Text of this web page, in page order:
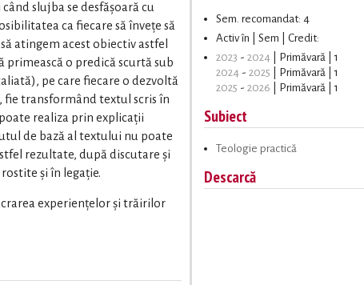
slujba se desfășoară cu
ca fiecare să învețe să
atingem acest obiectiv astfel
o predică scurtă sub
pe care fiecare o dezvoltă
transformând textul scris în
realiza prin explicații
de bază al textului nu poate
rezultate, după discutare și
și în legație.
experiențelor și trăirilor
Sem. recomandat: 4
Activ în | Sem | Credit:
2023 - 2024 | Primăvară | 1
2024 - 2025 | Primăvară | 1
2025 - 2026 | Primăvară | 1
Subiect
Teologie practică
Descarcă